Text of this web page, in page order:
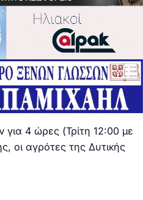
για 4 ώρες (Τρίτη 12:00 με
οι αγρότες της Δυτικής